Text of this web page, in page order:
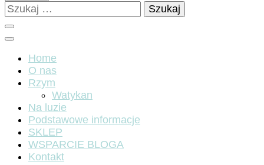
Szukaj:
Home
O nas
Rzym
Watykan
Na luzie
Podstawowe informacje
SKLEP
WSPARCIE BLOGA
Kontakt